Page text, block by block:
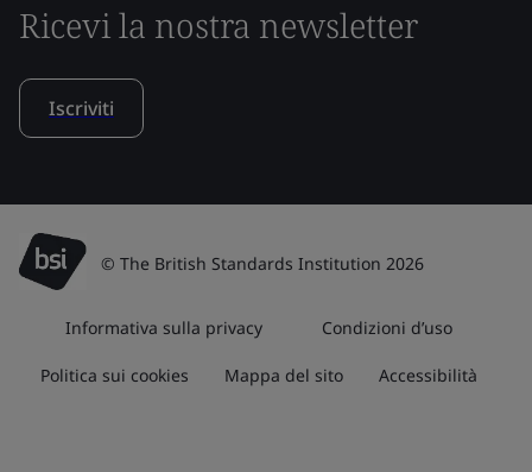
Ricevi la nostra newsletter
Iscriviti
© The British Standards Institution 2026
Informativa sulla privacy Condizioni d’uso
Politica sui cookies Mappa del sito Accessibilità